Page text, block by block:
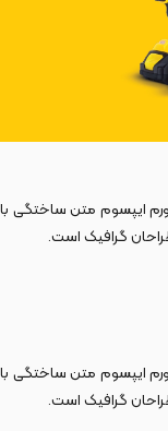
ایپسوم متن ساختگی با
گرافیک است.
ایپسوم متن ساختگی با
گرافیک است.